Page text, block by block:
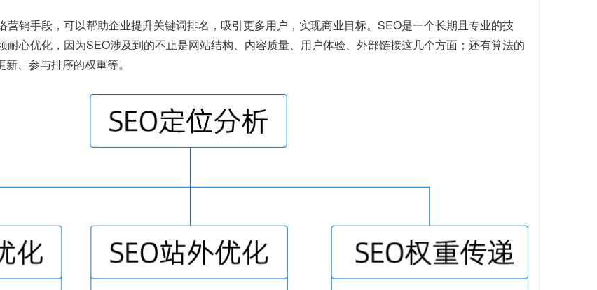
营销手段，可以帮助企业提升关键词排名，吸引更多用户，实现商业目标。SEO是一个长期且专业的技
耐心优化，因为SEO涉及到的不止是网站结构、内容质量、用户体验、外部链接这几个方面；还有算法的
、参与排序的权重等。